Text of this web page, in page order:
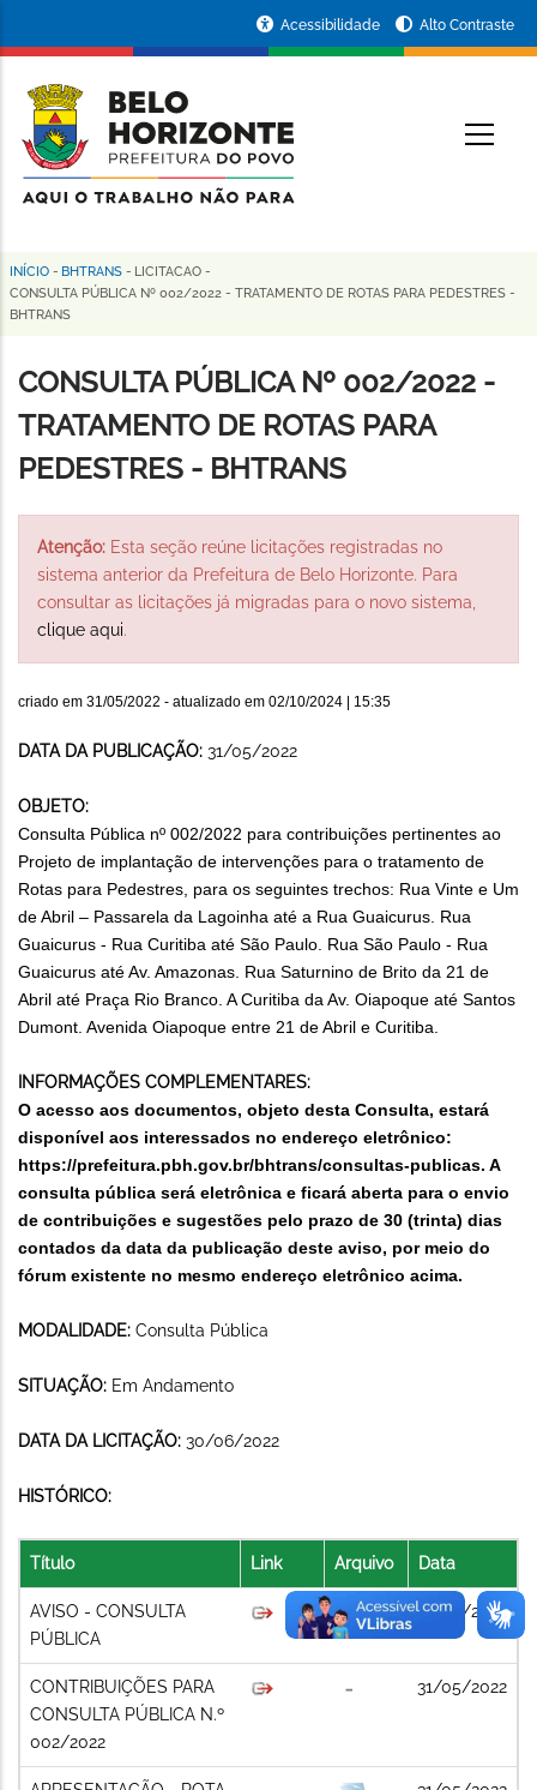
conteúdo
principal
da
Prefeitura
de
Horizonte
Acessibilidade Alto Contraste
Trilha
de
navegação
INÍCIO - BHTRANS - LICITACAO -
CONSULTA PÚBLICA Nº 002/2022 - TRATAMENTO DE ROTAS PARA PEDESTRES -
BHTRANS
CONSULTA PÚBLICA Nº 002/2022 -
TRATAMENTO DE ROTAS PARA
PEDESTRES - BHTRANS
Atenção: Esta seção reúne licitações registradas no
sistema anterior da Prefeitura de Belo Horizonte. Para
consultar as licitações já migradas para o novo sistema,
clique aqui.
criado em 31/05/2022 - atualizado em 02/10/2024 | 15:35
DATA DA PUBLICAÇÃO: 31/05/2022
OBJETO:
Consulta Pública nº 002/2022 para contribuições pertinentes ao
Projeto de implantação de intervenções para o tratamento de
Rotas para Pedestres, para os seguintes trechos: Rua Vinte e Um
de Abril – Passarela da Lagoinha até a Rua Guaicurus. Rua
Guaicurus - Rua Curitiba até São Paulo. Rua São Paulo - Rua
Guaicurus até Av. Amazonas. Rua Saturnino de Brito da 21 de
Abril até Praça Rio Branco. A Curitiba da Av. Oiapoque até Santos
Dumont. Avenida Oiapoque entre 21 de Abril e Curitiba.
INFORMAÇÕES COMPLEMENTARES:
O acesso aos documentos, objeto desta Consulta, estará
disponível aos interessados no endereço eletrônico:
https://prefeitura.pbh.gov.br/bhtrans/consultas-publicas. A
consulta pública será eletrônica e ficará aberta para o envio
de contribuições e sugestões pelo prazo de 30 (trinta) dias
contados da data da publicação deste aviso, por meio do
fórum existente no mesmo endereço eletrônico acima.
MODALIDADE: Consulta Pública
SITUAÇÃO: Em Andamento
DATA DA LICITAÇÃO: 30/06/2022
HISTÓRICO:
Título Link Arquivo Data
AVISO - CONSULTA
PÚBLICA
31/05/2022
CONTRIBUIÇÕES PARA
CONSULTA PÚBLICA N.º
002/2022
31/05/2022